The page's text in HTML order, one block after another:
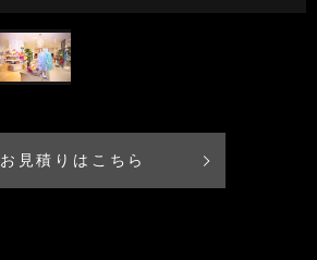
お見積りはこちら